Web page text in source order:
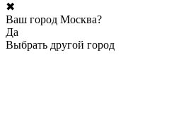
✖
Ваш город Москва?
Да
Выбрать другой город